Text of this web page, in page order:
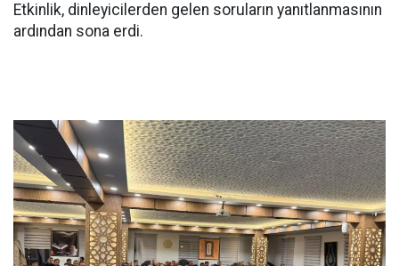
Etkinlik, dinleyicilerden gelen soruların yanıtlanmasının
ardından sona erdi.